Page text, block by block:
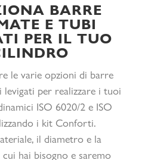
BARRE
E TUBI
PER IL TUO
le varie opzioni di barre
per realizzare i tuoi
ISO 6020/2 e ISO
i kit Conforti.
il diametro e la
cui hai bisogno e saremo